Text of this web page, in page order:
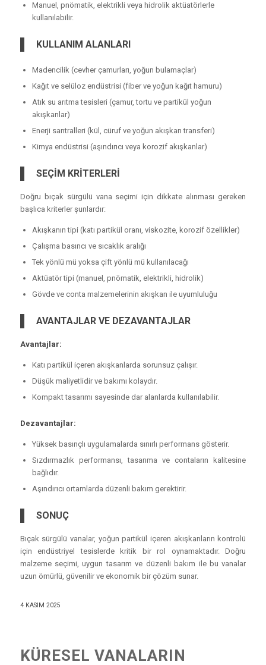
Manuel, pnömatik, elektrikli veya hidrolik aktüatörlerle
kullanılabilir.
KULLANIM ALANLARI
Madencilik (cevher çamurları, yoğun bulamaçlar)
Kağıt ve selüloz endüstrisi (fiber ve yoğun kağıt hamuru)
Atık su arıtma tesisleri (çamur, tortu ve partikül yoğun
akışkanlar)
Enerji santralleri (kül, cüruf ve yoğun akışkan transferi)
Kimya endüstrisi (aşındırıcı veya korozif akışkanlar)
SEÇİM KRİTERLERİ
Doğru bıçak sürgülü vana seçimi için dikkate alınması gereken
başlıca kriterler şunlardır:
Akışkanın tipi (katı partikül oranı, viskozite, korozif özellikler)
Çalışma basıncı ve sıcaklık aralığı
Tek yönlü mü yoksa çift yönlü mü kullanılacağı
Aktüatör tipi (manuel, pnömatik, elektrikli, hidrolik)
Gövde ve conta malzemelerinin akışkan ile uyumluluğu
AVANTAJLAR VE DEZAVANTAJLAR
Avantajlar:
Katı partikül içeren akışkanlarda sorunsuz çalışır.
Düşük maliyetlidir ve bakımı kolaydır.
Kompakt tasarımı sayesinde dar alanlarda kullanılabilir.
Dezavantajlar:
Yüksek basınçlı uygulamalarda sınırlı performans gösterir.
Sızdırmazlık performansı, tasarıma ve contaların kalitesine
bağlıdır.
Aşındırıcı ortamlarda düzenli bakım gerektirir.
SONUÇ
Bıçak sürgülü vanalar, yoğun partikül içeren akışkanların kontrolü
için endüstriyel tesislerde kritik bir rol oynamaktadır. Doğru
malzeme seçimi, uygun tasarım ve düzenli bakım ile bu vanalar
uzun ömürlü, güvenilir ve ekonomik bir çözüm sunar.
4 KASIM 2025
KÜRESEL VANALARIN